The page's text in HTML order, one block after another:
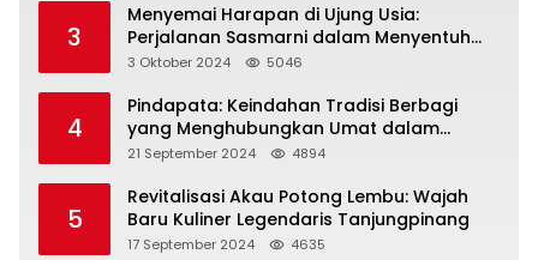
3
Menyemai Harapan di Ujung Usia:
Perjalanan Sasmarni dalam Menyentuh
Hati dan Jiwa
3 Oktober 2024 5046
4
Pindapata: Keindahan Tradisi Berbagi
yang Menghubungkan Umat dalam
Spiritualitas dan Kebersamaan dalam
21 September 2024 4894
5
Revitalisasi Akau Potong Lembu: Wajah
Baru Kuliner Legendaris Tanjungpinang
17 September 2024 4635